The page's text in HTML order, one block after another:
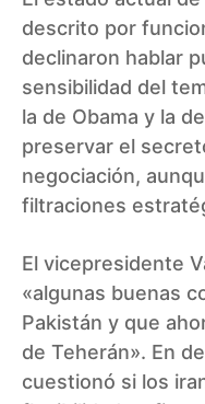
descrito por
declinaron hablar
sensibilidad del
la de Obama y la
preservar el
negociación,
filtraciones
El vicepresidente
«algunas buenas
Pakistán y que
de Teherán». En
cuestionó si los